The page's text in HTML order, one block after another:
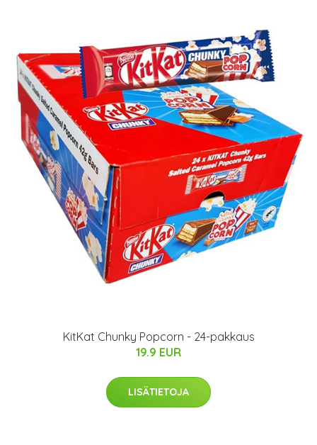
KitKat Chunky Popcorn - 24-pakkaus
19.9 EUR
LISÄTIETOJA